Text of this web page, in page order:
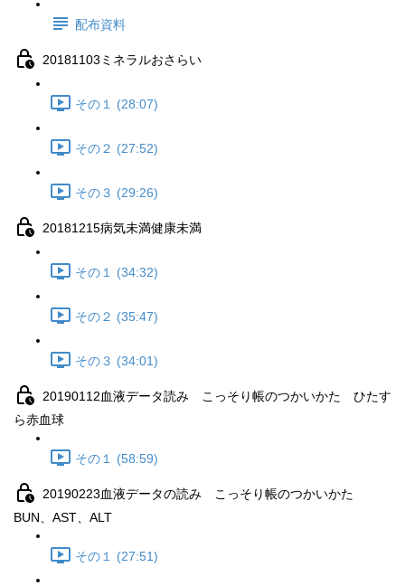
配布資料
20181103ミネラルおさらい
その１ (28:07)
その２ (27:52)
その３ (29:26)
20181215病気未満健康未満
その１ (34:32)
その２ (35:47)
その３ (34:01)
20190112血液データ読み こっそり帳のつかいかた ひたす
ら赤血球
その１ (58:59)
20190223血液データの読み こっそり帳のつかいかた
BUN、AST、ALT
その１ (27:51)